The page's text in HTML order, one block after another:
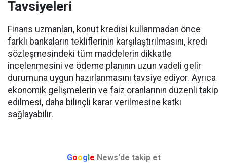
Tavsiyeleri
Finans uzmanları, konut kredisi kullanmadan önce
farklı bankaların tekliflerinin karşılaştırılmasını, kredi
sözleşmesindeki tüm maddelerin dikkatle
incelenmesini ve ödeme planının uzun vadeli gelir
durumuna uygun hazırlanmasını tavsiye ediyor. Ayrıca
ekonomik gelişmelerin ve faiz oranlarının düzenli takip
edilmesi, daha bilinçli karar verilmesine katkı
sağlayabilir.
Google News'de takip et